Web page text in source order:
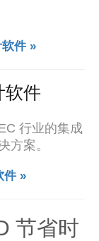
件 »
软件
行业的集成
方案。
件 »
节省时